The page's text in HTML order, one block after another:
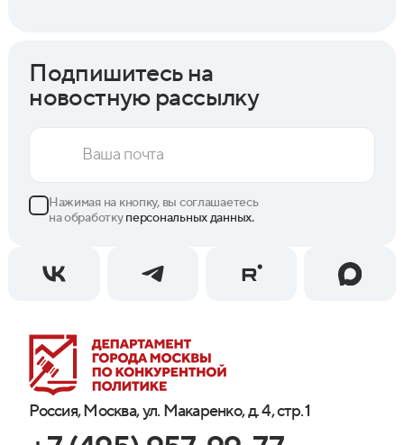
Россия, Москва, ул. Макаренко, д. 4, стр. 1
Подпишитесь на
новостную рассылку
Нажимая на кнопку, вы соглашаетесь
на обработкуперсональных данных.